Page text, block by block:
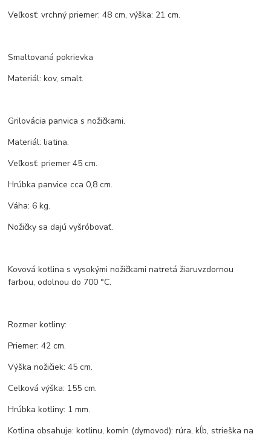
Veľkosť: vrchný priemer: 48 cm, výška: 21 cm.
Smaltovaná pokrievka
Materiál: kov, smalt.
Grilovácia panvica s nožičkami.
Materiál: liatina.
Veľkosť: priemer 45 cm.
Hrúbka panvice cca 0,8 cm.
Váha: 6 kg.
Nožičky sa dajú vyšróbovať.
Kovová kotlina s vysokými nožičkami natretá žiaruvzdornou
farbou, odolnou do 700 °C.
Rozmer kotliny:
Priemer: 42 cm.
Výška nožičiek: 45 cm.
Celková výška: 155 cm.
Hrúbka kotliny: 1 mm.
Kotlina obsahuje: kotlinu, komín (dymovod): rúra, kĺb, strieška na